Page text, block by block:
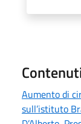
Aumento di
sull’istituto